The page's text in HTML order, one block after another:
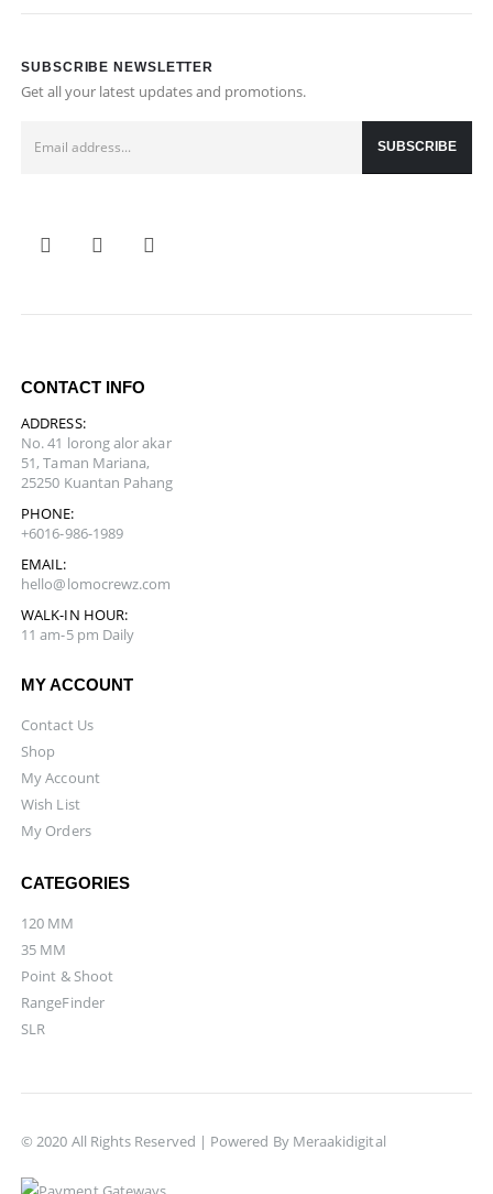
SUBSCRIBE NEWSLETTER
Get all your latest updates and promotions.
CONTACT INFO
ADDRESS:
No. 41 lorong alor akar
51, Taman Mariana,
25250 Kuantan Pahang
PHONE:
+6016-986-1989
EMAIL:
hello@lomocrewz.com
WALK-IN HOUR:
11 am-5 pm Daily
MY ACCOUNT
Contact Us
Shop
My Account
Wish List
My Orders
CATEGORIES
120 MM
35 MM
Point & Shoot
RangeFinder
SLR
© 2020 All Rights Reserved | Powered By Meraakidigital